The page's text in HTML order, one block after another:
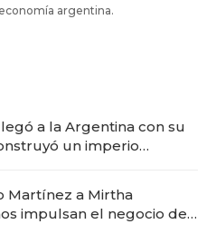
argentina.
a la Argentina con su
un imperio
Martínez a Mirtha
impulsan el negocio del